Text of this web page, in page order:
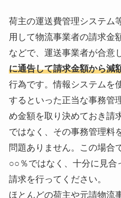
荷主の運送費管理システム
用して物流事業者の請求金
などで、運送事業者が合意
に通告して請求金額から減
行為です。情報システムを
するといった正当な事務管
め金額を取り決めておき請
ではなく、その事務管理料
問題ありません。この場合
○○％ではなく、十分に見合
請求を行ってください。
ほとんどの荷主や元請物流